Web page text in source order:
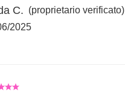
C. (proprietario verificato)
2025